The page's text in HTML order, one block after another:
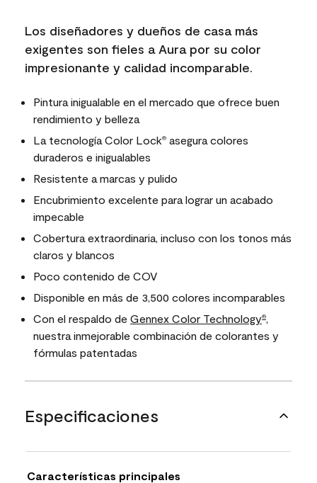
Los diseñadores y dueños de casa más
exigentes son fieles a Aura por su color
impresionante y calidad incomparable.
Pintura inigualable en el mercado que ofrece buen
rendimiento y belleza
La tecnología Color Lock® asegura colores
duraderos e inigualables
Resistente a marcas y pulido
Encubrimiento excelente para lograr un acabado
impecable
Cobertura extraordinaria, incluso con los tonos más
claros y blancos
Poco contenido de COV
Disponible en más de 3,500 colores incomparables
Con el respaldo de Gennex Color Technology®,
nuestra inmejorable combinación de colorantes y
fórmulas patentadas
Especificaciones
Características principales